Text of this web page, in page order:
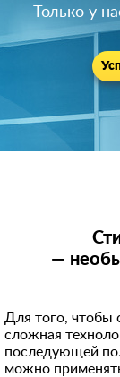
Только у
—
Для того, чтобы
сложная
последующей
можно